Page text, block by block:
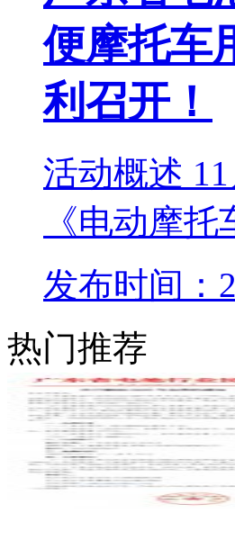
便摩托车
利召开！
活动概述
《电动摩
发布时间：
热门推荐